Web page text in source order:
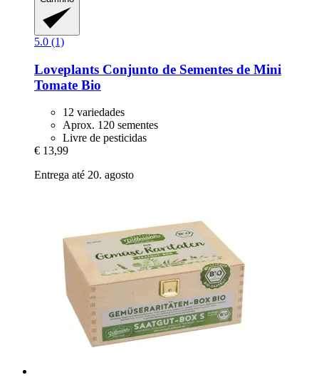
5.0 (1)
Loveplants Conjunto de Sementes de Mini
Tomate Bio
12 variedades
Aprox. 120 sementes
Livre de pesticidas
€ 13,99
Entrega até 20. agosto